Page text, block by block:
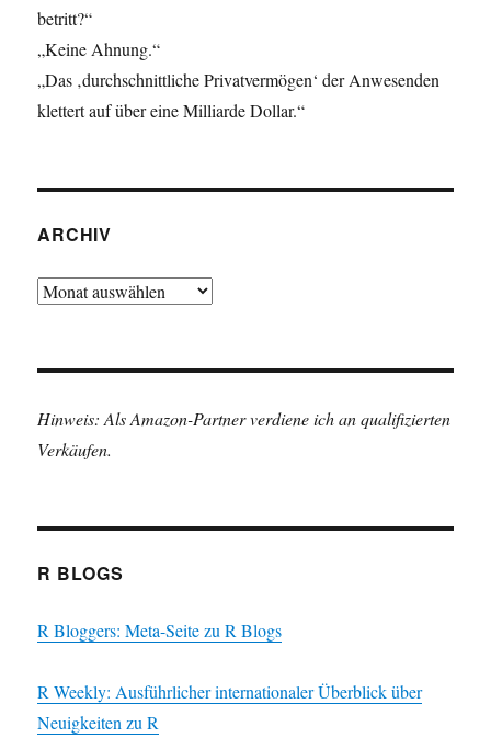
betritt?“
„Keine Ahnung.“
„Das ‚durchschnittliche Privatvermögen‘ der Anwesenden
klettert auf über eine Milliarde Dollar.“
ARCHIV
Archiv
Hinweis: Als Amazon-Partner verdiene ich an qualifizierten
Verkäufen.
R BLOGS
R Bloggers: Meta-Seite zu R Blogs
R Weekly: Ausführlicher internationaler Überblick über
Neuigkeiten zu R